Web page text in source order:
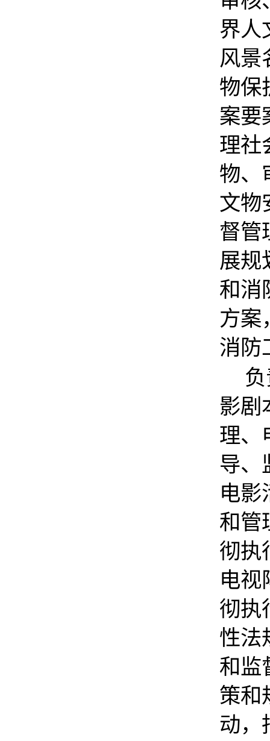
界人
风景
物保
案要
理社
物、
文物
督管
展规
和消
方案
消防
影剧
理、
导、
电影
和管
彻执
电视
彻执
性法
和监
策和
动，